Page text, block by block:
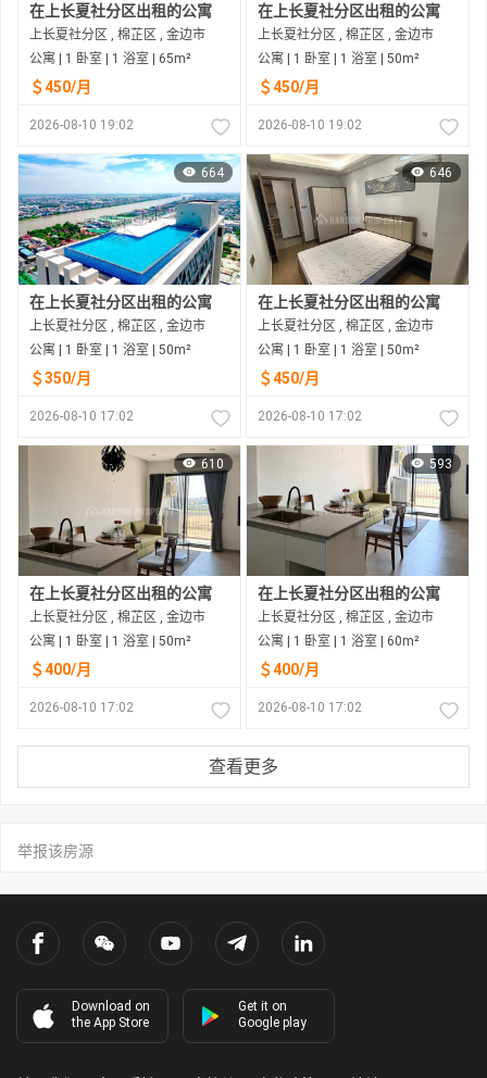
在上长夏社分区出租的公寓
上长夏社分区 , 棉芷区 , 金边市
公寓 | 1 卧室 | 1 浴室 | 65m²
＄450/月
2026-08-10 19:02
在上长夏社分区出租的公寓
上长夏社分区 , 棉芷区 , 金边市
公寓 | 1 卧室 | 1 浴室 | 50m²
＄450/月
2026-08-10 19:02
664
在上长夏社分区出租的公寓
上长夏社分区 , 棉芷区 , 金边市
公寓 | 1 卧室 | 1 浴室 | 50m²
＄350/月
2026-08-10 17:02
646
在上长夏社分区出租的公寓
上长夏社分区 , 棉芷区 , 金边市
公寓 | 1 卧室 | 1 浴室 | 50m²
＄450/月
2026-08-10 17:02
610
在上长夏社分区出租的公寓
上长夏社分区 , 棉芷区 , 金边市
公寓 | 1 卧室 | 1 浴室 | 50m²
＄400/月
2026-08-10 17:02
593
在上长夏社分区出租的公寓
上长夏社分区 , 棉芷区 , 金边市
公寓 | 1 卧室 | 1 浴室 | 60m²
＄400/月
2026-08-10 17:02
查看更多
举报该房源
Download on
the App Store
Get it on
Google play